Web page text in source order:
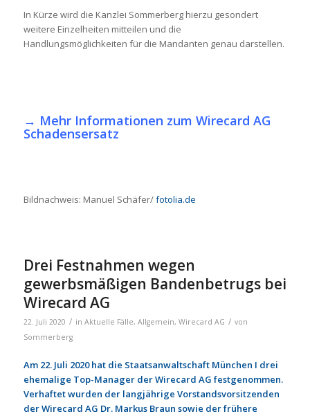
In Kürze wird die Kanzlei Sommerberg hierzu gesondert
weitere Einzelheiten mitteilen und die
Handlungsmöglichkeiten für die Mandanten genau darstellen.
→ Mehr Informationen zum Wirecard AG
Schadensersatz
Bildnachweis: Manuel Schäfer/fotolia.de
Drei Festnahmen wegen
gewerbsmäßigen Bandenbetrugs bei
Wirecard AG
22. Juli 2020 / in Aktuelle Fälle, Allgemein, Wirecard AG / von
Sommerberg
Am 22. Juli 2020 hat die Staatsanwaltschaft München I drei
ehemalige Top-Manager der Wirecard AG festgenommen.
Verhaftet wurden der langjährige Vorstandsvorsitzenden
der Wirecard AG Dr. Markus Braun sowie der frühere